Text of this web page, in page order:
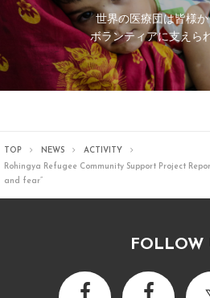
世界の医療団は皆様か
ボランティアに支えら
TOP NEWS
ACTIVITY
Rohingya Refugee Community Support Project
and fear”
FOLLOW